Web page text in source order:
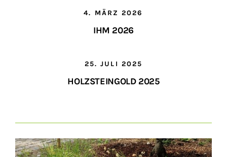
4. MÄRZ 2026
IHM 2026
25. JULI 2025
HOLZSTEINGOLD 2025